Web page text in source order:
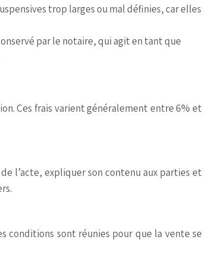
trop larges ou mal définies, car elles
par le notaire, qui agit en tant que
Ces frais varient généralement entre 6% et
l’acte, expliquer son contenu aux parties et
conditions sont réunies pour que la vente se